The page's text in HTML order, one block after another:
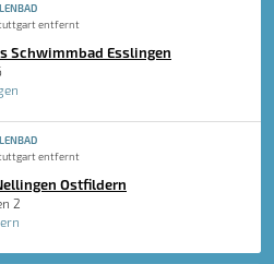
entfernt
Schwimmbad Esslingen
entfernt
Ostfildern
2